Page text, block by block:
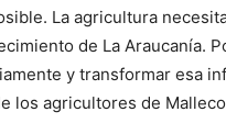
La agricultura
de La Araucanía.
y transformar esa
los agricultores de